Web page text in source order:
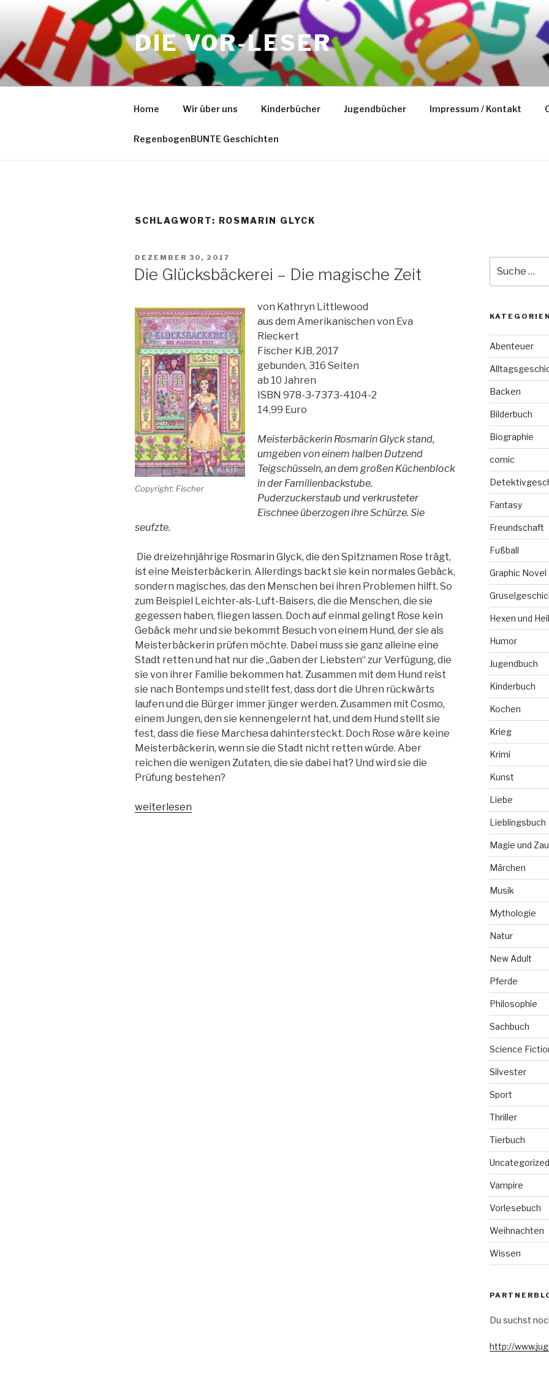
springen
DIE VOR-LESER
Home Wir über uns Kinderbücher Jugendbücher Impressum / Kontakt
RegenbogenBUNTE Geschichten
SCHLAGWORT: ROSMARIN GLYCK
VERÖFFENTLICHT
DEZEMBER 30, 2017
Die Glücksbäckerei – Die magische Zeit
Copyright: Fischer
von Kathryn Littlewood
aus dem Amerikanischen von Eva
Rieckert
Fischer KJB, 2017
gebunden, 316 Seiten
ab 10 Jahren
ISBN 978-3-7373-4104-2
14,99 Euro
Meisterbäckerin Rosmarin Glyck stand,
umgeben von einem halben Dutzend
Teigschüsseln, an dem großen Küchenblock
in der Familienbackstube.
Puderzuckerstaub und verkrusteter
Eischnee überzogen ihre Schürze. Sie
seufzte.
Die dreizehnjährige Rosmarin Glyck, die den Spitznamen Rose trägt,
ist eine Meisterbäckerin. Allerdings backt sie kein normales Gebäck,
sondern magisches, das den Menschen bei ihren Problemen hilft. So
zum Beispiel Leichter-als-Luft-Baisers, die die Menschen, die sie
gegessen haben, fliegen lassen. Doch auf einmal gelingt Rose kein
Gebäck mehr und sie bekommt Besuch von einem Hund, der sie als
Meisterbäckerin prüfen möchte. Dabei muss sie ganz alleine eine
Stadt retten und hat nur die „Gaben der Liebsten“ zur Verfügung, die
sie von ihrer Familie bekommen hat. Zusammen mit dem Hund reist
sie nach Bontemps und stellt fest, dass dort die Uhren rückwärts
laufen und die Bürger immer jünger werden. Zusammen mit Cosmo,
einem Jungen, den sie kennengelernt hat, und dem Hund stellt sie
fest, dass die fiese Marchesa dahintersteckt. Doch Rose wäre keine
Meisterbäckerin, wenn sie die Stadt nicht retten würde. Aber
reichen die wenigen Zutaten, die sie dabei hat? Und wird sie die
Prüfung bestehen?
„Die
weiterlesen
nach:
KATEGORIEN
Abenteuer
Backen
Bilderbuch
Biographie
comic
Fantasy
Freundschaft
Fußball
Graphic Novel
Hexen und
Humor
Jugendbuch
Kinderbuch
Kochen
Krieg
Krimi
Kunst
Liebe
Lieblingsbuch
Magie und
Märchen
Musik
Mythologie
Natur
New Adult
Pferde
Philosophie
Sachbuch
Science
Silvester
Sport
Thriller
Tierbuch
Uncategorized
Vampire
Vorlesebuch
Weihnachten
Wissen
Du suchst
http://